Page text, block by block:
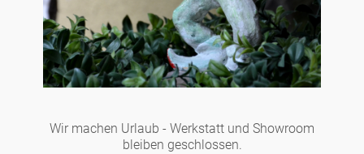
Wir machen Urlaub - Werkstatt und Showroom
bleiben geschlossen.